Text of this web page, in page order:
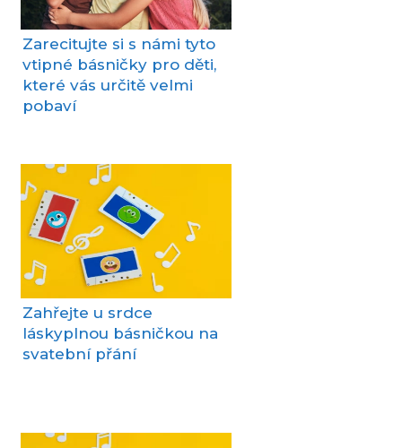
Zarecitujte si s námi tyto
vtipné básničky pro děti,
které vás určitě velmi
pobaví
Zahřejte u srdce
láskyplnou básničkou na
svatební přání